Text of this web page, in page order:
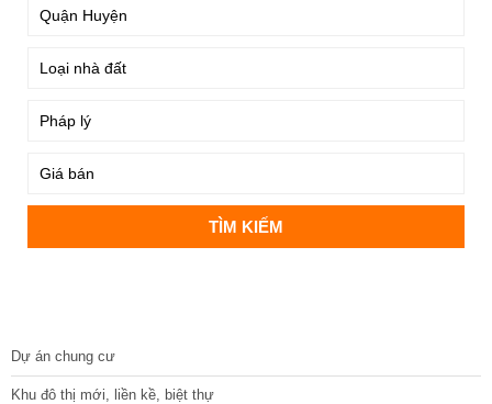
Dự án chung cư
Khu đô thị mới, liền kề, biệt thự